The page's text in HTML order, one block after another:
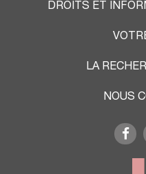
DROITS ET
LA
NOUS